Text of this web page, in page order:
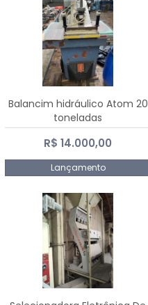
Balancim hidráulico Atom 20
toneladas
R$ 14.000,00
Lançamento